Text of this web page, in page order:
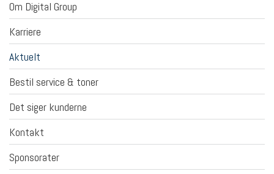
SUPPORT
OM
DIGITAL
GROUP
KONTAKT
Om Digital Group
Karriere
Aktuelt
Bestil service & toner
Det siger kunderne
Kontakt
Sponsorater